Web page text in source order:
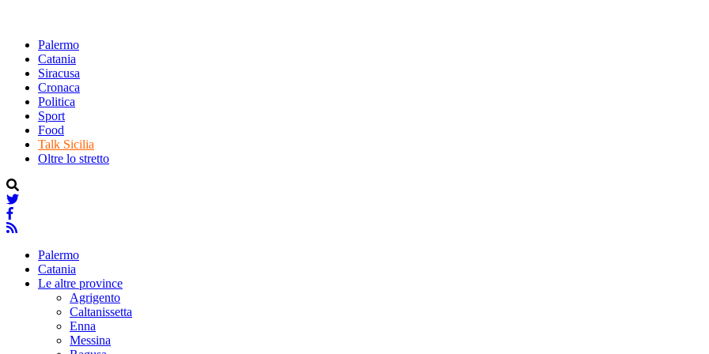
Palermo
Catania
Siracusa
Cronaca
Politica
Sport
Food
Talk Sicilia
Oltre lo stretto
Palermo
Catania
Le altre province
Agrigento
Caltanissetta
Enna
Messina